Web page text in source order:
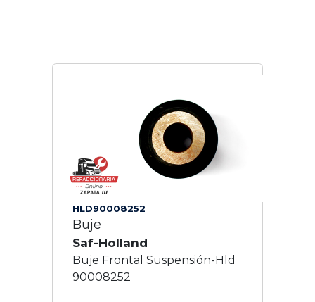
HLD90008252
Buje
Saf-Holland
Buje Frontal Suspensión-Hld
90008252